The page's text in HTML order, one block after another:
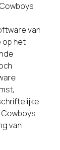
van
op het
van